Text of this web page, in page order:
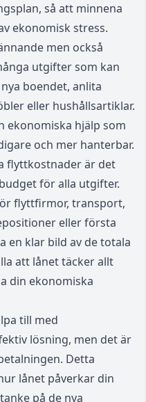
så att minnena
ekonomisk stress.
men också
utgifter som kan
boendet, anlita
eller hushållsartiklar.
ekonomiska hjälp som
och mer hanterbar.
flyttkostnader är det
för alla utgifter.
flyttfirmor, transport,
eller första
en klar bild av de totala
att lånet täcker allt
din ekonomiska
till med
lösning, men det är
Detta
lånet påverkar din
på de nya